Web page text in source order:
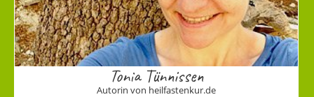
Tonia Tünnissen
Autorin von heilfastenkur.de